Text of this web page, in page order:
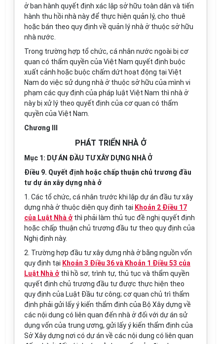
ở ban hành quyết định xác lập sở hữu toàn dân và tiến
hành thu hồi nhà này để thực hiện quản lý, cho thuê
hoặc bán theo quy định về quản lý nhà ở thuộc sở hữu
nhà nước.
Trong trường hợp tổ chức, cá nhân nước ngoài bị cơ
quan có thẩm quyền của Việt Nam quyết định buộc
xuất cảnh hoặc buộc chấm dứt hoạt động tại Việt
Nam do việc sử dụng nhà ở thuộc sở hữu của mình vi
phạm các quy định của pháp luật Việt Nam thì nhà ở
này bị xử lý theo quyết định của cơ quan có thẩm
quyền của Việt Nam.
Chương III
PHÁT TRIỂN NHÀ Ở
Mục 1: DỰ ÁN ĐẦU TƯ XÂY DỰNG NHÀ Ở
Điều 9. Quyết định hoặc chấp thuận chủ trương đầu
tư dự án xây dựng nhà ở
1. Các tổ chức, cá nhân trước khi lập dự án đầu tư xây
dựng nhà ở thuộc diện quy định tại Khoản 2 Điều 17
của Luật Nhà ở thì phải làm thủ tục đề nghị quyết định
hoặc chấp thuận chủ trương đầu tư theo quy định của
Nghị định này.
2. Trường hợp đầu tư xây dựng nhà ở bằng nguồn vốn
quy định tại Khoản 3 Điều 36 và Khoản 1 Điều 53 của
Luật Nhà ở thì hồ sơ, trình tự, thủ tục và thẩm quyền
quyết định chủ trương đầu tư được thực hiện theo
quy định của Luật Đầu tư công; cơ quan chủ trì thẩm
định phải gửi lấy ý kiến thẩm định của Bộ Xây dựng về
các nội dung có liên quan đến nhà ở đối với dự án sử
dụng vốn của trung ương, gửi lấy ý kiến thẩm định của
Sở Xây dựng nơi có dự án về các nội dung có liên quan